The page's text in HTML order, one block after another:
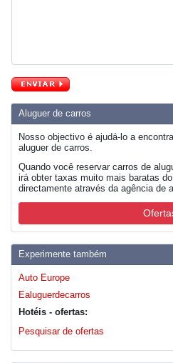
Aluguer de carros
Nosso objectivo é ajudá-lo a
aluguer de carros.
Quando você reservar carros de
irá obter taxas muito mais baratas
directamente através da agência de
Experimente também
Auto Europe
Ealuguerdecarros
Hotéis - ofertas:
Pesquisar de ofertas